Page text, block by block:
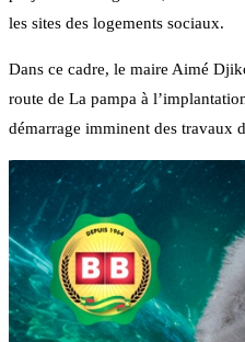
les sites des logements sociaux.
Dans ce cadre, le maire Aimé
route de La pampa à
démarrage imminent des travaux